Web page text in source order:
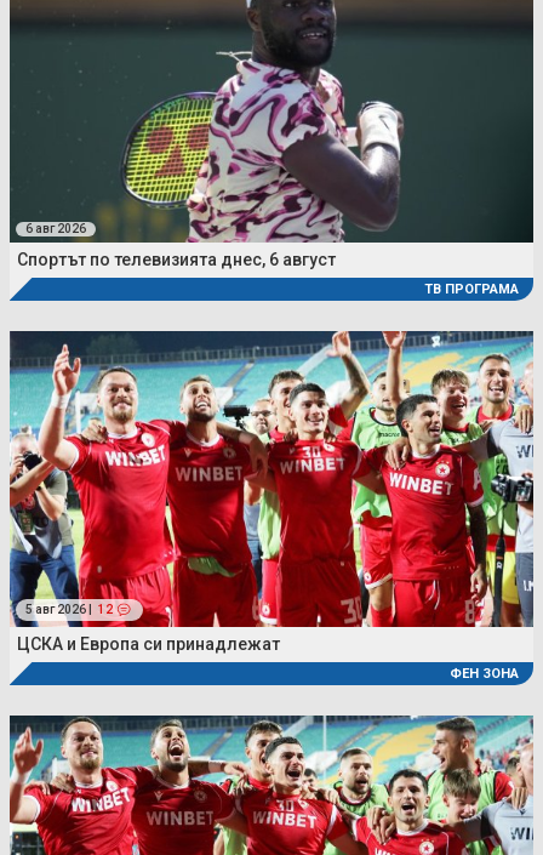
6 авг 2026
Спортът по телевизията днес, 6 август
ТВ ПРОГРАМА
5 авг 2026 | 12
ЦСКА и Европа си принадлежат
ФЕН ЗОНА